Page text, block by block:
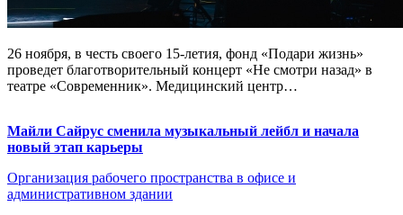
26 ноября, в честь своего 15-летия, фонд «Подари жизнь»
проведет благотворительный концерт «Не смотри назад» в
театре «Современник». Медицинский центр…
Майли Сайрус сменила музыкальный лейбл и начала
новый этап карьеры
Организация рабочего пространства в офисе и
административном здании